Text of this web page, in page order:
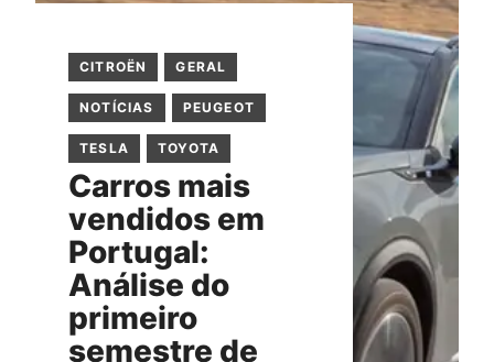
CITROËN GERAL
NOTÍCIAS PEUGEOT
TESLA TOYOTA
Carros mais
vendidos em
Portugal:
Análise do
primeiro
semestre de